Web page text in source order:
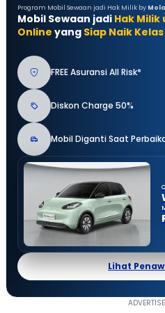
Program Mobil Sewaan jadi Hak Milik by
Mobil Sewaan jadi Hak
Online yang Siap Naik Kelas
FREE Asuransi All Risk*
Diskon Charge 50%
Mobil Diganti Saat
Lihat